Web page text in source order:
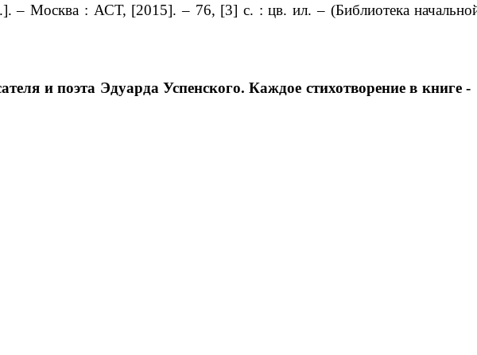
– Москва : АСТ, [2015]. – 76, [3] с. : цв. ил. – (Библиотека
и поэта Эдуарда Успенского. Каждое стихотворение в книге -